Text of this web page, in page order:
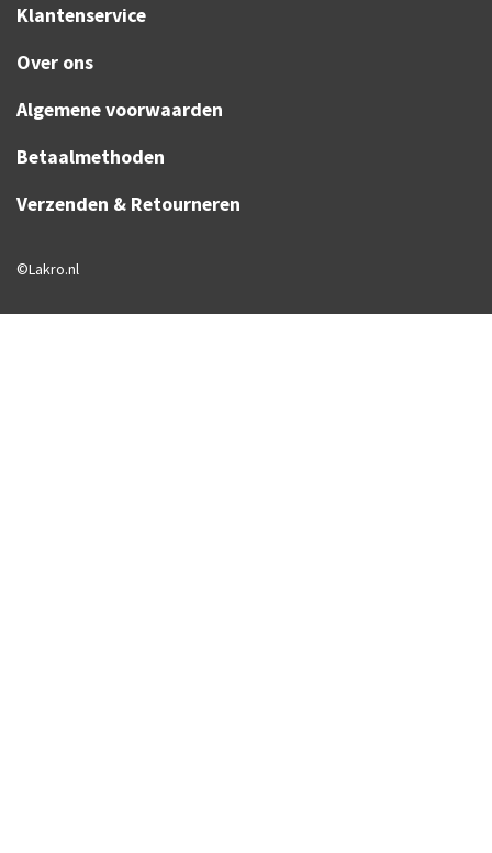
Klantenservice
Over ons
Algemene voorwaarden
Betaalmethoden
Verzenden & Retourneren
©Lakro.nl